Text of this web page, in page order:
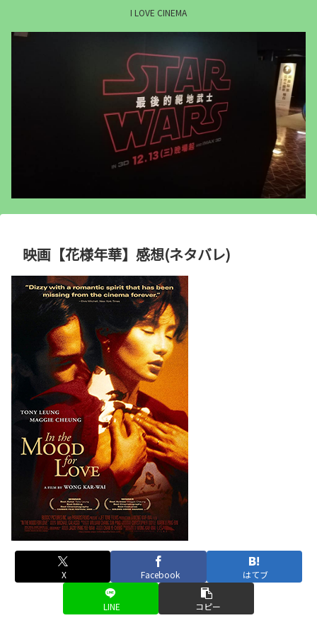
I LOVE CINEMA
映画【花様年華】感想(ネタバレ)
X Facebook はてブ
LINE コピー